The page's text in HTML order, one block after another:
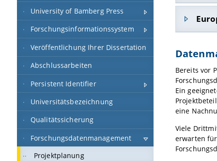
University of Bamberg Press
Forschungsinformationssystem
Veröffentlichung Ihrer Dissertation
Abschlussarbeiten
Persistent Identifier
Universitätsbezeichnung
Qualitätssicherung
Forschungsdatenmanagement
Projektplanung
zu
Eine
Weitere
Umgang
in
Leitlinien
Leitfaden
Teil
Eine
Weitere
Aktuelle
Eine
Open
Ein
Die
unter
Die
Open-
Bereits vor
Ein
eine
Viele
erwarten